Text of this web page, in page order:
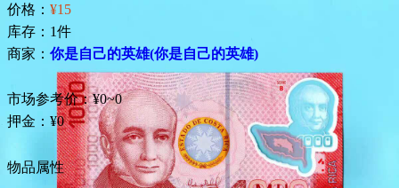
价格： ¥15
库存： 1件
商家： 你是自己的英雄(你是自己的英雄)
市场参考价：¥0~0
押金：¥0
物品属性